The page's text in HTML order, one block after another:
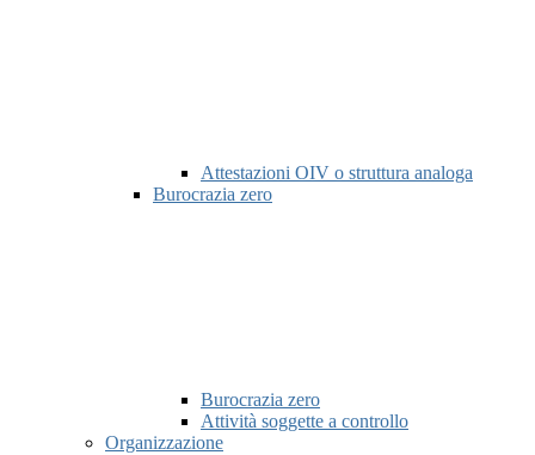
Attestazioni OIV o struttura analoga
Burocrazia zero
Burocrazia zero
Attività soggette a controllo
Organizzazione